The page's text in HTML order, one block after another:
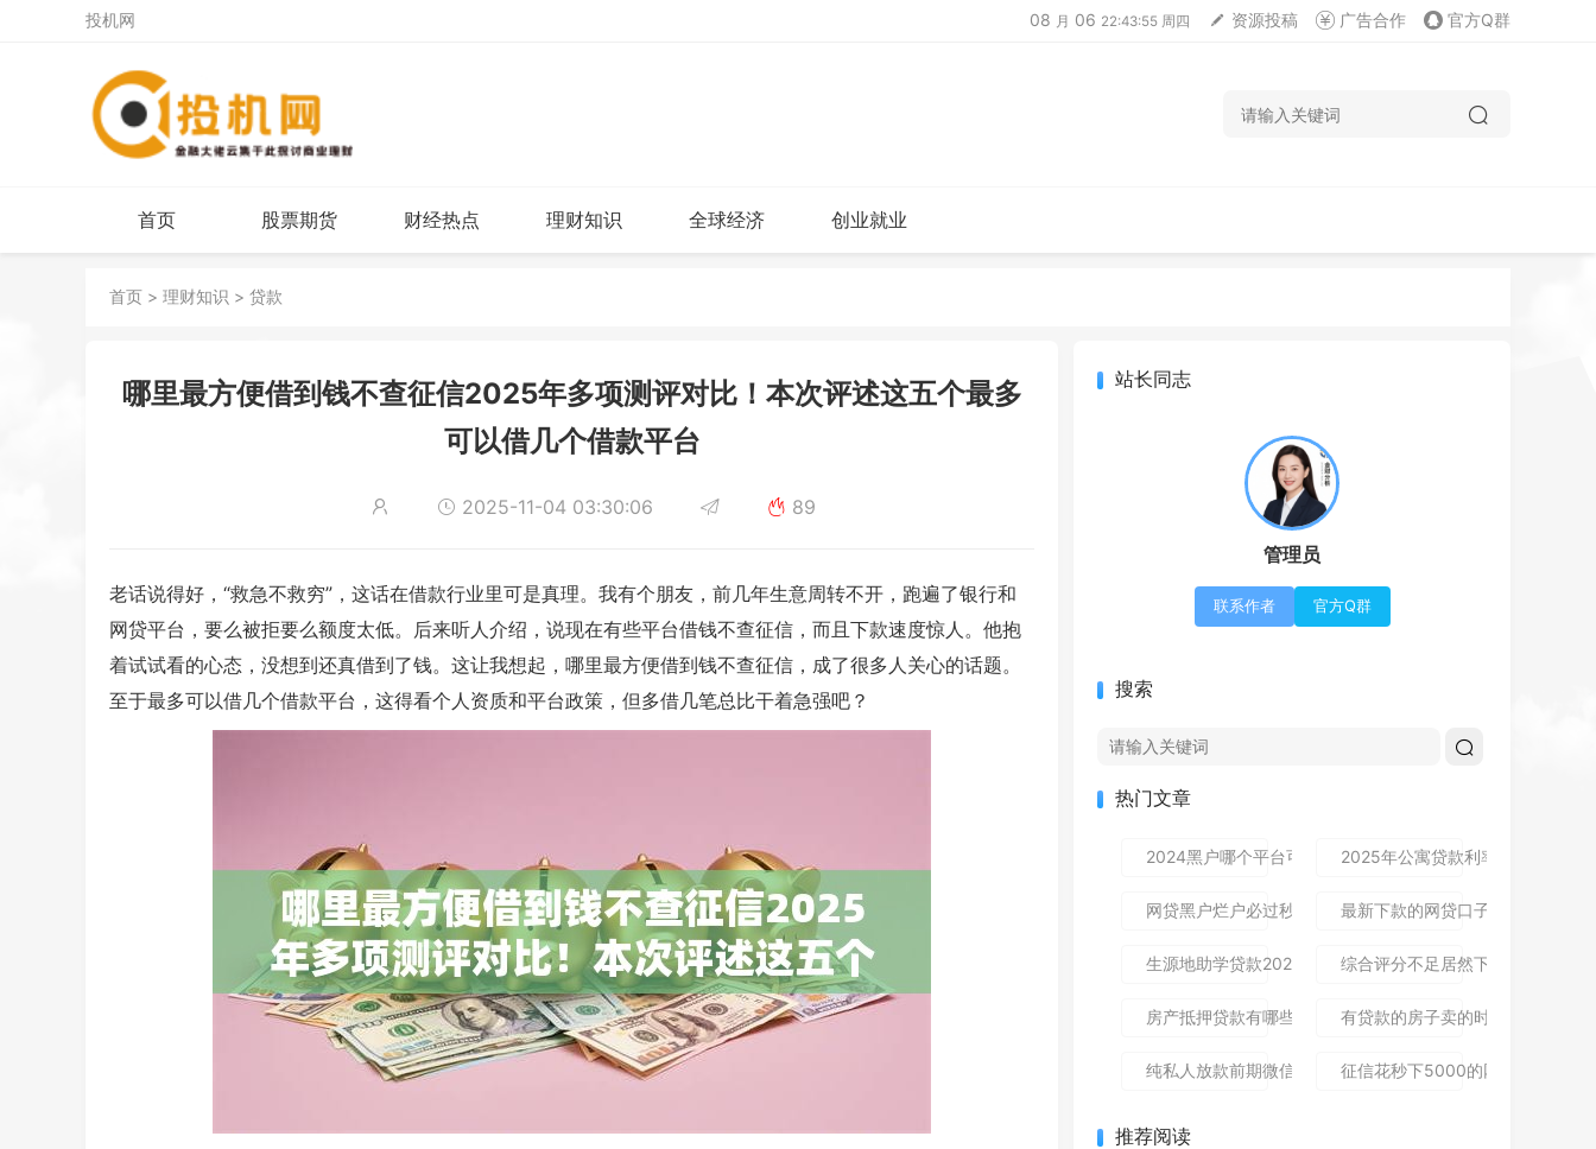
投机网 08 月 06 22:43:56 周四 资源投稿 广告合作 官方Q群
首页 股票期货 财经热点 理财知识 全球经济 创业就业
首页 > 理财知识 > 贷款
哪里最方便借到钱不查征信2025年多项测评对比！本次评述这五个最多
可以借几个借款平台
2025-11-04 03:30:06 89
老话说得好，“救急不救穷”，这话在借款行业里可是真理。我有个朋友，前几年生意周转不开，跑遍了银行和
网贷平台，要么被拒要么额度太低。后来听人介绍，说现在有些平台借钱不查征信，而且下款速度惊人。他抱
着试试看的心态，没想到还真借到了钱。这让我想起，哪里最方便借到钱不查征信，成了很多人关心的话题。
至于最多可以借几个借款平台，这得看个人资质和平台政策，但多借几笔总比干着急强吧？
站长同志
管理员
联系作者 官方Q群
搜索
热门文章
2024黑户哪个平台可以借到钱,隆重介绍5个免审秒批的分享
2025年公寓贷款利率是多少？别
网贷黑户烂户必过秒下款9月高通过率指南！顺便整理这5个
最新下款的网贷口子论坛,全网收
生源地助学贷款2025年发放时间及到账流程详解
综合评分不足居然下款了,简单汇
房产抵押贷款有哪些风险？一文讲清所有风险点，新手办理
有贷款的房子卖的时候贷款怎么
纯私人放款前期微信私人贷,为您介绍5款包下款的黑户口子
征信花秒下5000的网贷哪个还能
推荐阅读